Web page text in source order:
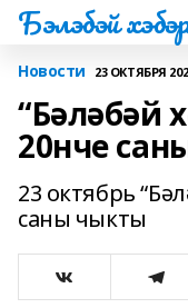
Бэлэбэй
Новости 23 ОКТЯБРЯ
“Бәләбәй
20нче
23 октябрь
саны чыкты